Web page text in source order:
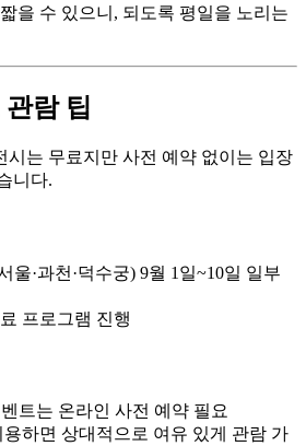
을 수 있으니, 되도록 평일을 노리는
관람 팁
시는 무료지만 사전 예약 없이는 입장
니다.
울·과천·덕수궁) 9월 1일~10일 일부
프로그램 진행
트는 온라인 사전 예약 필요
하면 상대적으로 여유 있게 관람 가